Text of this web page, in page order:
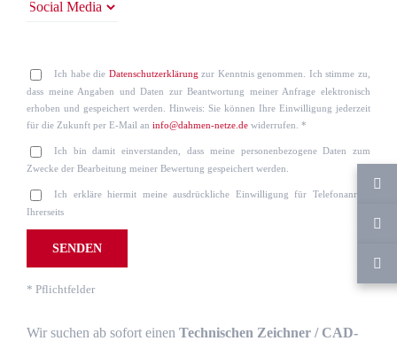
Ich habe die Datenschutzerklärung zur Kenntnis genommen. Ich stimme zu,
dass meine Angaben und Daten zur Beantwortung meiner Anfrage elektronisch
erhoben und gespeichert werden. Hinweis: Sie können Ihre Einwilligung jederzeit
für die Zukunft per E-Mail an info@dahmen-netze.dewiderrufen. *
Ich bin damit einverstanden, dass meine personenbezogene Daten zum
Zwecke der Bearbeitung meiner Bewertung gespeichert werden.
Ich erkläre hiermit meine ausdrückliche Einwilligung für Telefonanrufe
Ihrerseits
* Pflichtfelder
Wir suchen ab sofort einen Technischen Zeichner / CAD-